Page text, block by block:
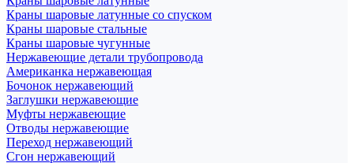
Краны шаровые латунные со спуском
Краны шаровые стальные
Краны шаровые чугунные
Нержавеющие детали трубопровода
Американка нержавеющая
Бочонок нержавеющий
Заглушки нержавеющие
Муфты нержавеющие
Отводы нержавеющие
Переход нержавеющий
Сгон нержавеющий